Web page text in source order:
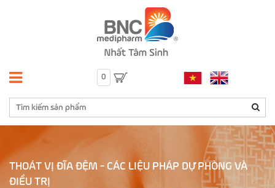
0
THOÁT VỊ ĐĨA ĐỆM - CÁC LIỆU PHÁP DỰ PHÒNG VÀ
ĐIỀU TRỊ